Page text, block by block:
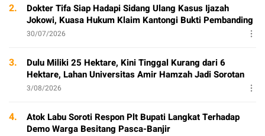
2.
Dokter Tifa Siap Hadapi Sidang Ulang Kasus Ijazah
Jokowi, Kuasa Hukum Klaim Kantongi Bukti Pembanding
30/07/2026
3.
Dulu Miliki 25 Hektare, Kini Tinggal Kurang dari 6
Hektare, Lahan Universitas Amir Hamzah Jadi Sorotan
3/08/2026
4.
Atok Labu Soroti Respon Plt Bupati Langkat Terhadap
Demo Warga Besitang Pasca-Banjir